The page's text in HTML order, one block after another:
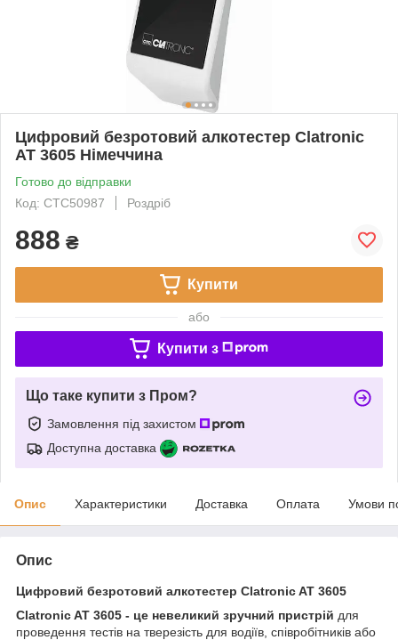
Цифровий безротовий алкотестер Clatronic
AT 3605 Німеччина
Готово до відправки
Код: CTC50987
Роздріб
888 ₴
Купити
або
Купити з
Що таке купити з Пром?
Замовлення під захистом
Доступна доставка
Опис Характеристики Доставка Оплата Умови
Опис
Цифровий безротовий алкотестер Clatronic AT 3605
Clatronic AT 3605 - це невеликий зручний пристрій для
проведення тестів на тверезість для водіїв, співробітників або